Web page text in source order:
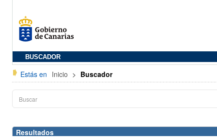
BUSCADOR
Estás en Inicio > Buscador
Resultados